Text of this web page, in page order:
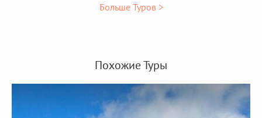
Больше Туров >
Похожие Туры